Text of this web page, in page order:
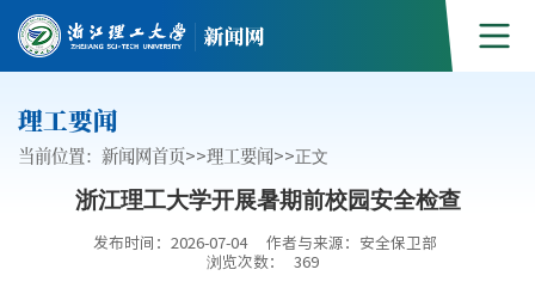
理工要闻
当前位置： 新闻网首页>>理工要闻>>正文
浙江理工大学开展暑期前校园安全检查
发布时间：2026-07-04
作者与来源：安全保卫部
浏览次数：
369